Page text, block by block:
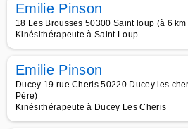
Emilie Pinson
18 Les Brousses 50300 Saint loup (à 6
Kinésithérapeute à Saint Loup
Emilie Pinson
Ducey 19 rue Cheris 50220 Ducey les
Père)
Kinésithérapeute à Ducey Les Cheris